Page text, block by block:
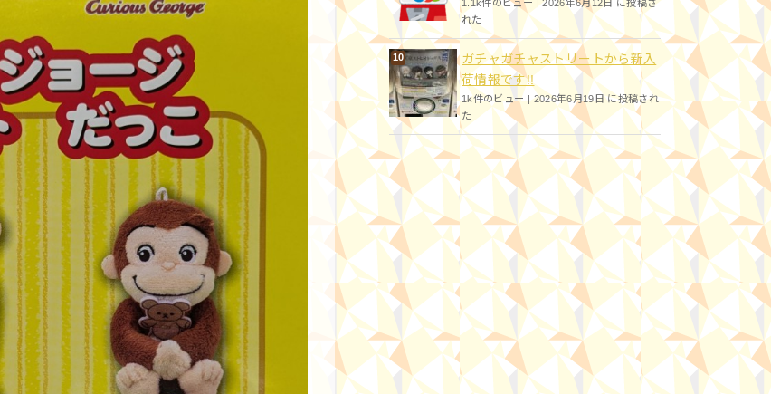
1.1k件のビュー |2026年6月12日 に投稿さ
れた
ガチャガチャストリートから新入
荷情報です!!
1k件のビュー |2026年6月19日 に投稿され
た